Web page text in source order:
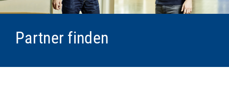
Partner finden